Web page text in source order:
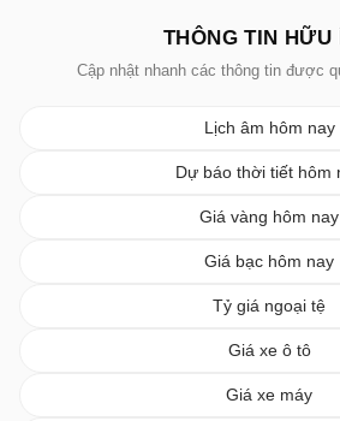
THÔNG TIN HỮU
Cập nhật nhanh các thông tin được
Lịch âm hôm nay
Dự báo thời tiết hôm
Giá vàng hôm nay
Giá bạc hôm nay
Tỷ giá ngoại tệ
Giá xe ô tô
Giá xe máy